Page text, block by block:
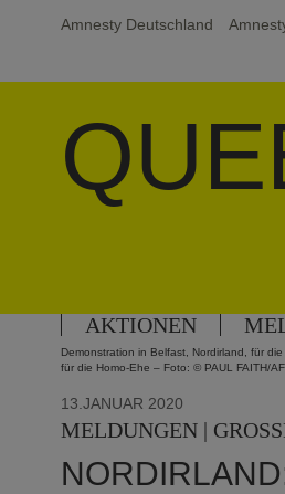
Amnesty Deutschland
AKTIONEN
Demonstration in Belfast, Nordirland, für
für die Homo-Ehe – Foto: © PAUL FAITH/
13.JANUAR 2020
MELDUNGEN |